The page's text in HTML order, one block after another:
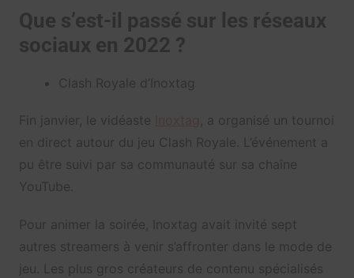
Que s’est-il passé sur les réseaux
sociaux en 2022 ?
Clash Royale d’Inoxtag
Fin janvier, le vidéaste
, a organisé un tournoi
en direct autour du jeu Clash Royale. L’événement a
pu être suivi par sa communauté sur sa chaîne
YouTube.
Pour animer la soirée, Inoxtag avait invité sept
autres streamers à venir s’affronter dans le mode de
jeu. Les plus gros créateurs de contenu spécialisés